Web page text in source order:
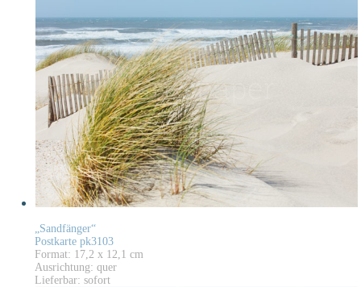
„Sandfänger“
Postkarte pk3103
Format: 17,2 x 12,1 cm
Ausrichtung: quer
Lieferbar: sofort